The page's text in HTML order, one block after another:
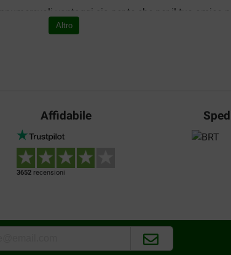
vantaggi sia per te che per il tuo amico
la ricompensa il cane mantiene il suo
giochi, inizia pian piano facendolo abituare.
variare ogni tanto le leccornie che poni all'interno
Altro
Affidabile
3652 recensioni